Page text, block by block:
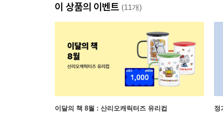
이 상품의 이벤트 (11개)
이달의 책 8월 : 산리오캐릭터즈 유리컵 정